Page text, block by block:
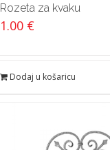
Rozeta za kvaku
1.00 €
Dodaj u košaricu